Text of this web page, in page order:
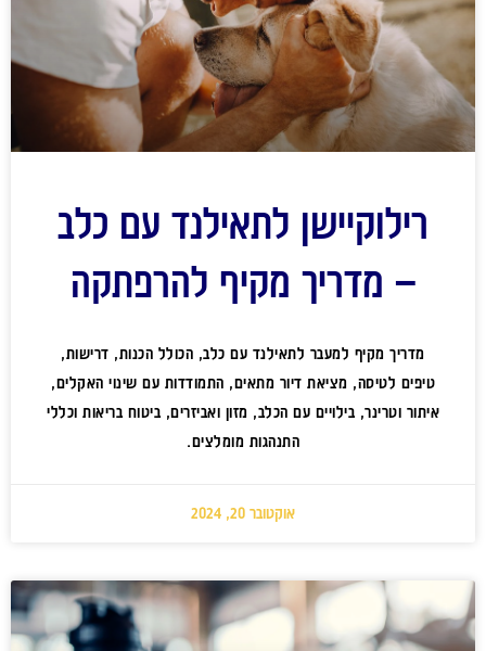
רילוקיישן לתאילנד עם כלב
– מדריך מקיף להרפתקה
מדריך מקיף למעבר לתאילנד עם כלב, הכולל הכנות, דרישות,
טיפים לטיסה, מציאת דיור מתאים, התמודדות עם שינוי האקלים,
איתור וטרינר, בילויים עם הכלב, מזון ואביזרים, ביטוח בריאות וכללי
התנהגות מומלצים.
אוקטובר 20, 2024